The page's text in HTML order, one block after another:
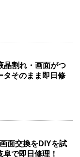
割れ・画面がつ
タそのまま即日修
面交換をDIYを試
で即日修理！